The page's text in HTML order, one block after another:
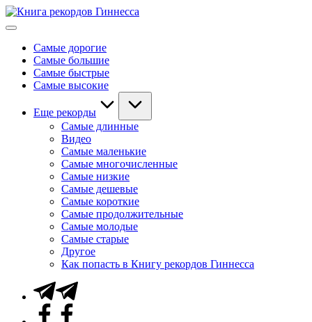
Перейти
к
Мировые
ГиннессаСамые дорогие
Самые большие
Самые быстрые
Самые высокие
Еще рекорды
Самые длинные
Видео
Самые маленькие
Самые многочисленные
Самые низкие
Самые дешевые
Самые короткие
Самые продолжительные
Самые молодые
Самые старые
Другое
Как попасть в Книгу рекордов Гиннесса
Telegram
Facebook